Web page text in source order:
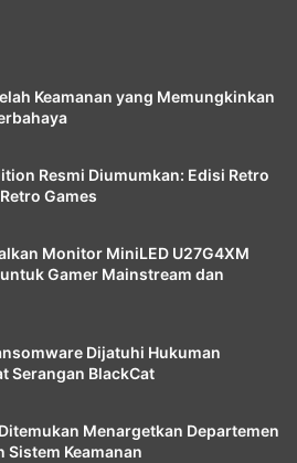
Keamanan yang Memungkinkan
Resmi Diumumkan: Edisi Retro
Games
Monitor MiniLED U27G4XM
Gamer Mainstream dan
Dijatuhi Hukuman
Serangan BlackCat
Ditemukan Menargetkan Departemen
Sistem Keamanan